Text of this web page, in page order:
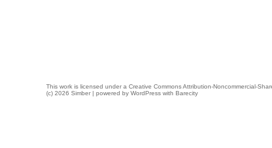
This work is licensed under a Creative Commons Attribution-Noncommercial-
(c) 2026 Simber | powered by WordPress with Barecity